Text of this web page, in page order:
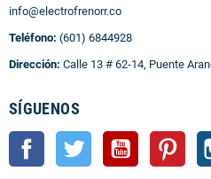
info@electrofrenorr.co
Teléfono: (601) 6844928
Dirección: Calle 13 # 62-14, Puente
SÍGUENOS
Facebook Twitter YouTube